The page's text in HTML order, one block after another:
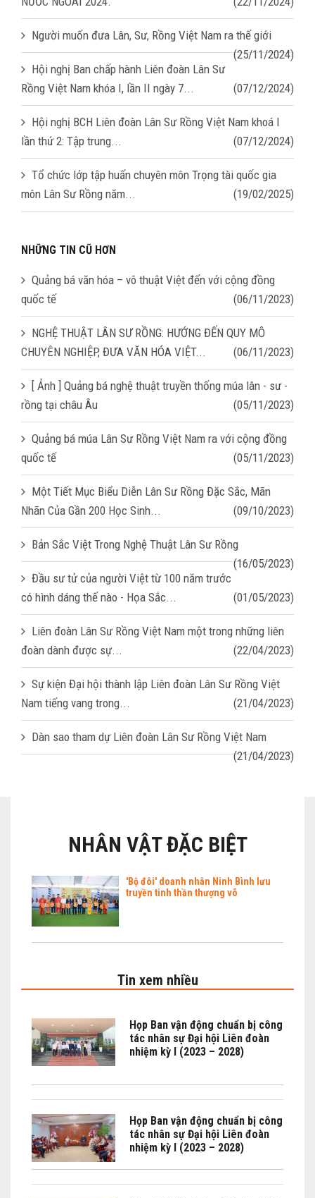
Người muốn đưa Lân, Sư, Rồng Việt Nam ra thế giới
(25/11/2024)
Hội nghị Ban chấp hành Liên đoàn Lân Sư
Rồng Việt Nam khóa I, lần II ngày 7...
(07/12/2024)
Hội nghị BCH Liên đoàn Lân Sư Rồng Việt Nam khoá I
lần thứ 2: Tập trung...
(07/12/2024)
Tổ chức lớp tập huấn chuyên môn Trọng tài quốc gia
môn Lân Sư Rồng năm...
(19/02/2025)
NHỮNG TIN CŨ HƠN
Quảng bá văn hóa – võ thuật Việt đến với cộng đồng
quốc tế
(06/11/2023)
NGHỆ THUẬT LÂN SƯ RỒNG: HƯỚNG ĐẾN QUY MÔ
CHUYÊN NGHIỆP, ĐƯA VĂN HÓA VIỆT...
(06/11/2023)
[ Ảnh ] Quảng bá nghệ thuật truyền thống múa lân - sư -
rồng tại châu Âu
(05/11/2023)
Quảng bá múa Lân Sư Rồng Việt Nam ra với cộng đồng
quốc tế
(05/11/2023)
Một Tiết Mục Biểu Diễn Lân Sư Rồng Đặc Sắc, Mãn
Nhãn Của Gần 200 Học Sinh...
(09/10/2023)
Bản Sắc Việt Trong Nghệ Thuật Lân Sư Rồng
(16/05/2023)
Đầu sư tử của người Việt từ 100 năm trước
có hình dáng thế nào - Họa Sắc...
(01/05/2023)
Liên đoàn Lân Sư Rồng Việt Nam một trong những liên
đoàn dành được sự...
(22/04/2023)
Sự kiện Đại hội thành lập Liên đoàn Lân Sư Rồng Việt
Nam tiếng vang trong...
(21/04/2023)
Dàn sao tham dự Liên đoàn Lân Sư Rồng Việt Nam
(21/04/2023)
NHÂN VẬT ĐẶC BIỆT
'Bộ đôi' doanh nhân Ninh Bình lưu
truyền tinh thần thượng võ
Tin xem nhiều
Họp Ban vận động chuẩn bị công
tác nhân sự Đại hội Liên đoàn
nhiệm kỳ I (2023 – 2028)
Họp Ban vận động chuẩn bị công
tác nhân sự Đại hội Liên đoàn
nhiệm kỳ I (2023 – 2028)